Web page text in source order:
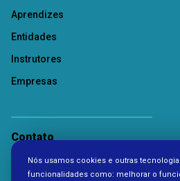
Aprendizes
Entidades
Instrutores
Empresas
Contato
Nós usamos cookies e outras
funcionalidades como: melhorar o